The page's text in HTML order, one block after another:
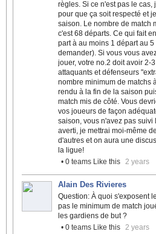
règles. Si ce n'est pas le
pour que ça soit respecté et
saison. Le nombre de match
c'est 68 départs. Ce qui fait
part à au moins 1 départ au
demander). Si vous vous
jouer, votre no.2 doit avoir 2-
attaquants et défenseurs
nombre minimum de matchs
rendu à la fin de la saison
match mis de côté. Vous
vos joueurs de façon
saison, vous n'avez pas suivi
averti, je mettrai moi-même
d'autres et on aura une
la ligue!
• 0 teams Like this 2 years
Alain Des Rivieres
Question: À quoi s'exposent
pas le minimum de match
les gardiens de but ?
• 0 teams Like this 2 years